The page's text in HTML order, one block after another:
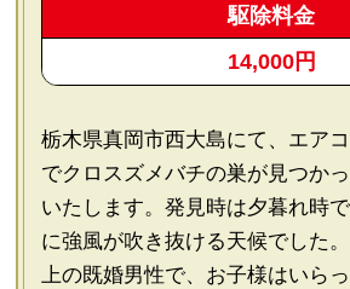
駆除料金
14,000円
栃木県真岡市西大島にて、エア
でクロスズメバチの巣が見つか
いたします。発見時は夕暮れ時
に強風が吹き抜ける天候でした
上の既婚男性で、お子様はいらっ